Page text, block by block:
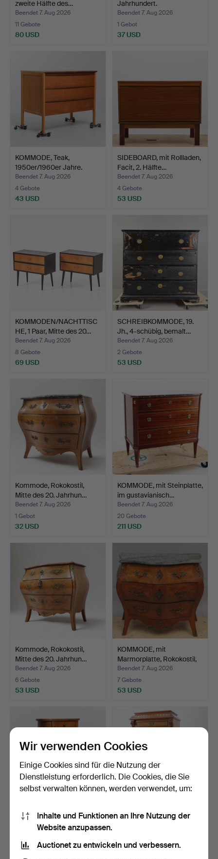
zweite Hälfte des…
Beendet 7. Aug 2026
11 Gebote
80 USD
Jahrhundert.
Beendet 7. Aug 2026
1 Gebot
37 USD
KOMMODE, Teak,
1950er/1960er Jahre.
Beendet 7. Aug 2026
4 Gebote
43 USD
SIDEBOARD, mit Rollladen,
Facit, 2. Hälfte…
Beendet 7. Aug 2026
4 Gebote
53 USD
KOMMODEN/NACHTTISC
HE, 1 Paar, Mitte des 20…
Beendet 7. Aug 2026
8 Gebote
69 USD
SCHREIBKOMMODE, 19.
Jh., 4-schübig, bemalt…
Beendet 7. Aug 2026
2 Gebote
53 USD
Kommode, Rokokostil,
Mitte des 20. Jahrhun…
Beendet 7. Aug 2026
1 Gebot
32 USD
KOMMODE, mit Steinplatte,
im gustavianisch…
Beendet 7. Aug 2026
20 Gebote
211 USD
Kommode, Rokokostil,
Mitte des 20. Jahrhun…
Beendet 7. Aug 2026
6 Gebote
53 USD
KOMMODE, mit
Marmorplatte, Rokokostil,
Hal…
Beendet 7. Aug 2026
7 Gebote
53 USD
KOMMODE, venezianischer
Rokokostil, Mitte …
Beendet 7. Aug 2026
6 Gebote
CHIFFONIER,
Neurenaissance, um 1900.
1 Gebot
Wir verwenden Cookies
Einige Cookies sind für die Nutzung der
Dienstleistung erforderlich. Die Cookies, die Sie
selbst verwalten können, werden verwendet, um:
Inhalte und Funktionen an Ihre Nutzung der
Website anzupassen.
Auctionet zu entwickeln und verbessern.